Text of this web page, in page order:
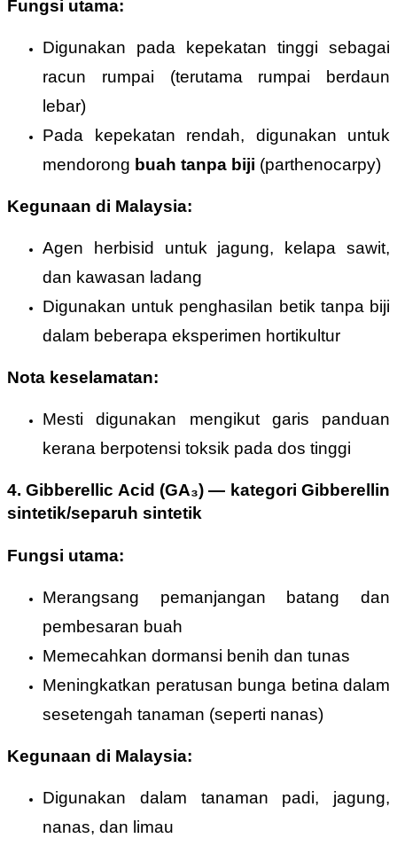
Fungsi utama:
Digunakan pada kepekatan tinggi sebagai
racun rumpai (terutama rumpai berdaun
lebar)
Pada kepekatan rendah, digunakan untuk
mendorong buah tanpa biji (parthenocarpy)
Kegunaan di Malaysia:
Agen herbisid untuk jagung, kelapa sawit,
dan kawasan ladang
Digunakan untuk penghasilan betik tanpa biji
dalam beberapa eksperimen hortikultur
Nota keselamatan:
Mesti digunakan mengikut garis panduan
kerana berpotensi toksik pada dos tinggi
4. Gibberellic Acid (GA₃)— kategori Gibberellin
sintetik/separuh sintetik
Fungsi utama:
Merangsang pemanjangan batang dan
pembesaran buah
Memecahkan dormansi benih dan tunas
Meningkatkan peratusan bunga betina dalam
sesetengah tanaman (seperti nanas)
Kegunaan di Malaysia:
Digunakan dalam tanaman padi, jagung,
nanas, dan limau